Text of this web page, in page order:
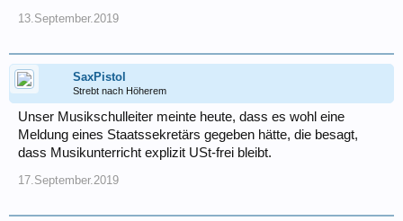
13.September.2019
SaxPistol
Strebt nach Höherem
Unser Musikschulleiter meinte heute, dass es wohl eine
Meldung eines Staatssekretärs gegeben hätte, die besagt,
dass Musikunterricht explizit USt-frei bleibt.
17.September.2019